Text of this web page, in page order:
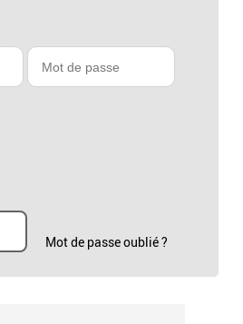
Mot de passe oublié ?